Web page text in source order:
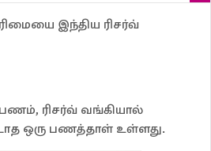
இந்திய ரிசர்வ்
ரிசர்வ் வங்கியால்
ஒரு பணத்தாள் உள்ளது.